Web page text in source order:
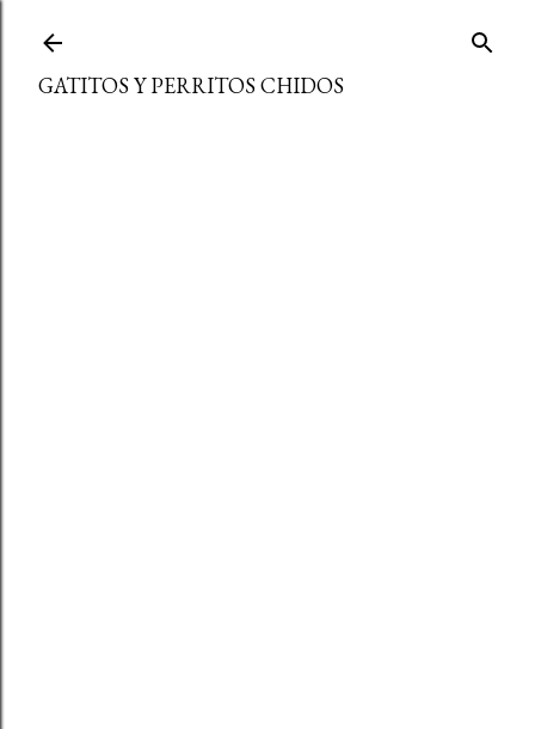
GATITOS Y PERRITOS CHIDOS